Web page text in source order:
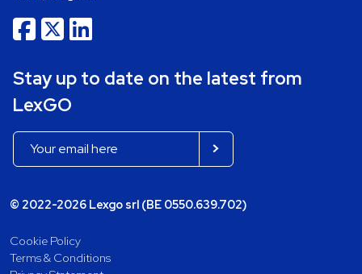
Stay up to date on the latest from
LexGO
© 2022-2026 Lexgo srl (BE 0550.639.702)
Cookie Policy
Terms & Conditions